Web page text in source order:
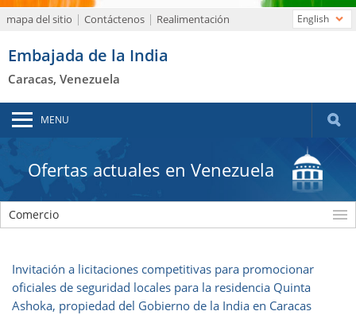
mapa del sitio Contáctenos Realimentación
Embajada de la India
Caracas, Venezuela
English
MENU
Ofertas actuales en Venezuela
Comercio
Invitación a licitaciones competitivas para promocionar
oficiales de seguridad locales para la residencia Quinta
Ashoka, propiedad del Gobierno de la India en Caracas